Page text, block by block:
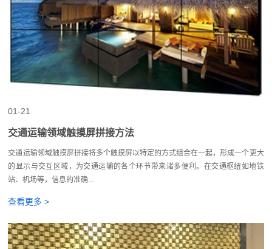
01-21
交通运输领域触摸屏拼接方法
交通运输领域触摸屏拼接将多个触摸屏以特定的方式组合在一起，形成一个更大
的显示与交互区域，为交通运输的各个环节带来诸多便利。在交通枢纽如地铁
站、机场等，信息的准确...
查看更多 >